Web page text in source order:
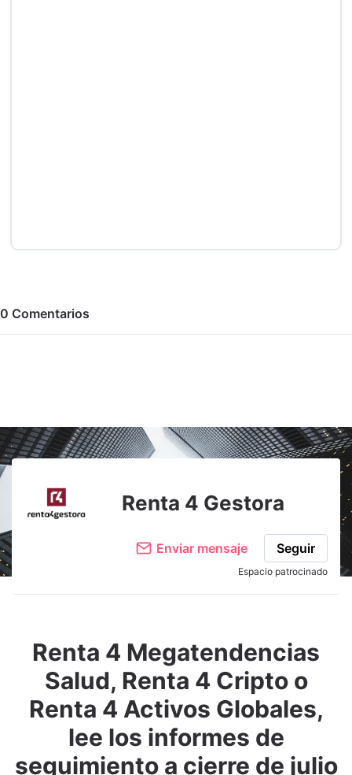
0 Comentarios
Renta 4 Gestora
Enviar mensaje Seguir
Espacio patrocinado
Renta 4 Megatendencias
Salud, Renta 4 Cripto o
Renta 4 Activos Globales,
lee los informes de
seguimiento a cierre de julio